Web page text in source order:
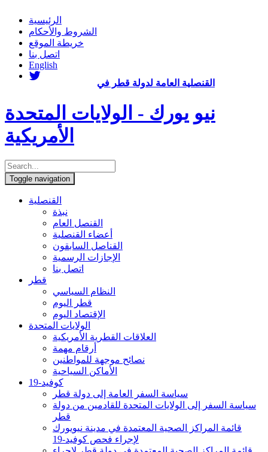
الرئيسية
الشروط والأحكام
خريطة الموقع
اتصل بنا
English
القنصلية العامة لدولة قطر في
نيو يورك - الولايات المتحدة
الأمريكية
Toggle navigation
القنصلية
نبذة
القنصل العام
أعضاء القنصلية
القناصل السابقون
الإجازات الرسمية
اتصل بنا
قطر
النظام السياسي
قطر اليوم
الإقتصاد اليوم
الولايات المتحدة
العلاقات القطرية الأمريكية
أرقام مهمة
نصائح موجهة للمواطنين
الأماكن السياحية
كوفيد-19
سياسة السفر العامة إلى دولة قطر
سياسة السفر إلى الولايات المتحدة للقادمين من دولة
قطر
قائمة المراكز الصحية المعتمدة في مدينة نيويورك
لإجراء فحص كوفيد-19